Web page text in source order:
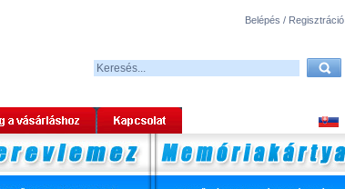
Belépés / Regisztráció